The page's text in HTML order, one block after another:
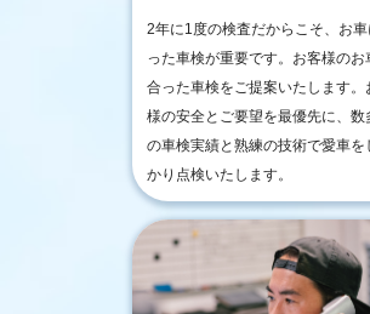
2年に1度の検査だからこそ、お
った車検が重要です。お客様のお
合った車検をご提案いたします。
様の安全とご要望を最優先に、数
の車検実績と熟練の技術で愛車を
かり点検いたします。